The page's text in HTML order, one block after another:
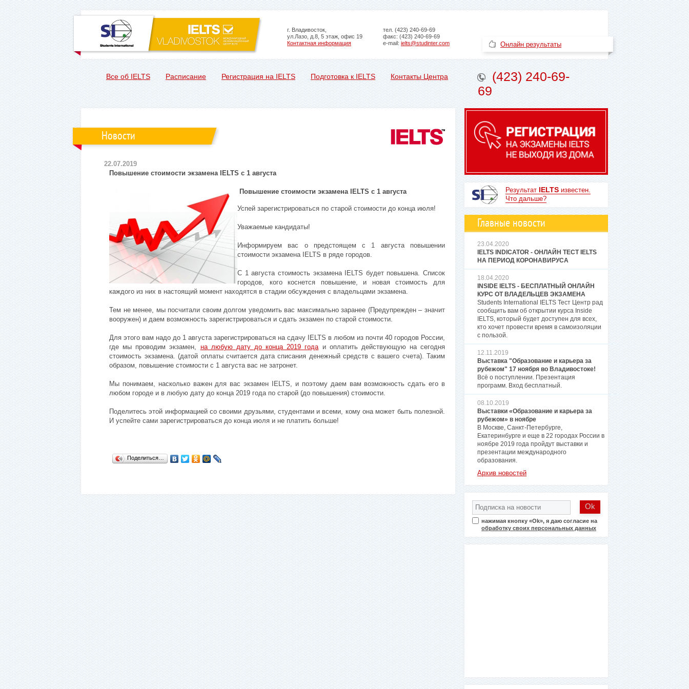
тел. (423) 240-69-69
факс: (423) 240-69-69
e-mail: ielts@studinter.com
г. Владивосток,
ул.Лазо, д.8, 5 этаж, офис 19
Контактная информация
Онлайн результаты
Все об IELTS Расписание Регистрация на IELTS Подготовка к IELTS Контакты Центра
(423) 240-69-
69
Новости
22.07.2019
Повышение стоимости экзамена IELTS с 1 августа
Повышение стоимости экзамена IELTS с 1 августа
Успей зарегистрироваться по старой стоимости до конца июля!
Уважаемые кандидаты!
Информируем вас о предстоящем с 1 августа повышении
стоимости экзамена IELTS в ряде городов.
С 1 августа стоимость экзамена IELTS будет повышена. Список
городов, кого коснется повышение, и новая стоимость для
каждого из них в настоящий момент находятся в стадии обсуждения с владельцами экзамена.
Тем не менее, мы посчитали своим долгом уведомить вас максимально заранее (Предупрежден – значит
вооружен) и даем возможность зарегистрироваться и сдать экзамен по старой стоимости.
Для этого вам надо до 1 августа зарегистрироваться на сдачу IELTS в любом из почти 40 городов России,
где мы проводим экзамен, на любую дату до конца 2019 года и оплатить действующую на сегодня
стоимость экзамена. (датой оплаты считается дата списания денежный средств с вашего счета). Таким
образом, повышение стоимости с 1 августа вас не затронет.
Мы понимаем, насколько важен для вас экзамен IELTS, и поэтому даем вам возможность сдать его в
любом городе и в любую дату до конца 2019 года по старой (до повышения) стоимости.
Поделитесь этой информацией со своими друзьями, студентами и всеми, кому она может быть полезной.
И успейте сами зарегистрироваться до конца июля и не платить больше!
Поделиться…
Результат IELTS известен.
Что дальше?
Главные новости
23.04.2020
IELTS INDICATOR - ОНЛАЙН ТЕСТ IELTS
НА ПЕРИОД КОРОНАВИРУСА
18.04.2020
INSIDE IELTS - БЕСПЛАТНЫЙ ОНЛАЙН
КУРС ОТ ВЛАДЕЛЬЦЕВ ЭКЗАМЕНА
Students International IELTS Тест Центр рад
сообщить вам об открытии курса Inside
IELTS, который будет доступен для всех,
кто хочет провести время в самоизоляции
с пользой.
12.11.2019
Выставка "Образование и карьера за
рубежом" 17 ноября во Владивостоке!
Всё о поступлении. Презентация
программ. Вход бесплатный.
08.10.2019
Выставки «Образование и карьера за
рубежом» в ноябре
В Москве, Санкт-Петербурге,
Екатеринбурге и еще в 22 городах России в
ноябре 2019 года пройдут выставки и
презентации международного
образования.
Архив новостей
нажимая кнопку «Ok», я даю согласие на
обработку своих персональных данных